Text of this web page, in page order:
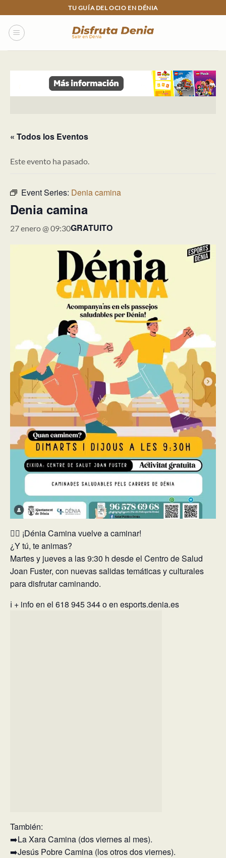
to
content
TU GUÍA DEL OCIO EN DÉNIA
« Todos los Eventos
Este evento ha pasado.
Event Series: Denia camina
Denia camina
27 enero @ 09:30GRATUITO
🚶‍♀️ ¡Dénia Camina vuelve a caminar!
¿Y tú, te animas?
Martes y jueves a las 9:30 h desde el Centro de Salud
Joan Fuster, con nuevas salidas temáticas y culturales
para disfrutar caminando.
ℹ️ + info en el 618 945 344 o en esports.denia.es
También:
➡️La Xara Camina (dos viernes al mes).
➡️Jesús Pobre Camina (los otros dos viernes).